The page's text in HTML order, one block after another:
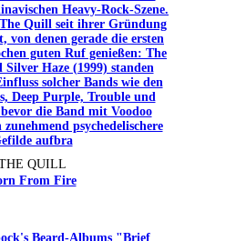
QUILL
From Fire